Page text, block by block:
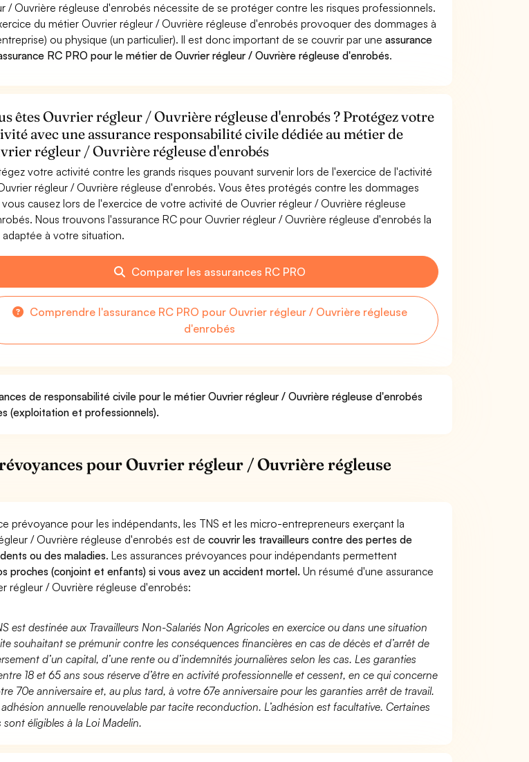
/ Ouvrière régleuse d'enrobés nécessite de se protéger contre les risques professionnels.
du métier Ouvrier régleur / Ouvrière régleuse d'enrobés provoquer des dommages à
ou physique (un particulier). Il est donc important de se couvrir par uneassurance
RC PRO pour le métier de Ouvrier régleur / Ouvrière régleuse d'enrobés.
êtes Ouvrier régleur / Ouvrière régleuse d'enrobés ? Protégez votre
avec une assurance responsabilité civile dédiée au métier de
régleur / Ouvrière régleuse d'enrobés
votre activité contre les grands risques pouvant survenir lors de l'exercice de l'activité
régleur / Ouvrière régleuse d'enrobés. Vous êtes protégés contre les dommages
vous causez lors de l'exercice de votre activité de Ouvrier régleur / Ouvrière régleuse
Nous trouvons l'assurance RC pour Ouvrier régleur / Ouvrière régleuse d'enrobés la
adaptée à votre situation.
Comparer les assurances RC PRO
Comprendre l'assurance RC PRO pour Ouvrier régleur / Ouvrière régleuse
d'enrobés
de responsabilité civile pour le métier Ouvrier régleur / Ouvrière régleuse d'enrobés
(exploitation et professionnels).
pour Ouvrier régleur / Ouvrière régleuse
prévoyance pour les indépendants, les TNS et les micro-entrepreneurs exerçant la
/ Ouvrière régleuse d'enrobés est decouvrir les travailleurs contre des pertes de
ou des maladies. Les assurances prévoyances pour indépendants permettent
proches (conjoint et enfants) si vous avez un accident mortel. Un résumé d'une assurance
régleur / Ouvrière régleuse d'enrobés:
est destinée aux Travailleurs Non-Salariés Non Agricoles en exercice ou dans une situation
souhaitant se prémunir contre les conséquences financières en cas de décès et d’arrêt de
d’un capital, d’une rente ou d’indemnités journalières selon les cas. Les garanties
18 et 65 ans sous réserve d’être en activité professionnelle et cessent, en ce qui concerne
70e anniversaire et, au plus tard, à votre 67e anniversaire pour les garanties arrêt de travail.
adhésion annuelle renouvelable par tacite reconduction. L’adhésion est facultative. Certaines
éligibles à la Loi Madelin.